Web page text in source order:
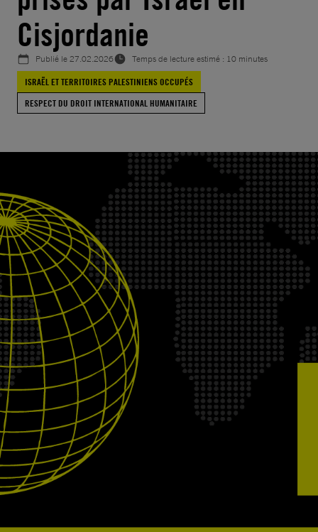
Cisjordanie
Publié le27.02.2026
Temps de lecture estimé : 10 minutes
ISRAËL ET TERRITOIRES PALESTINIENS OCCUPÉS
RESPECT DU DROIT INTERNATIONAL HUMANITAIRE